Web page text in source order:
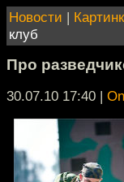
Новости |
клуб
Про
30.07.10 17:40 |